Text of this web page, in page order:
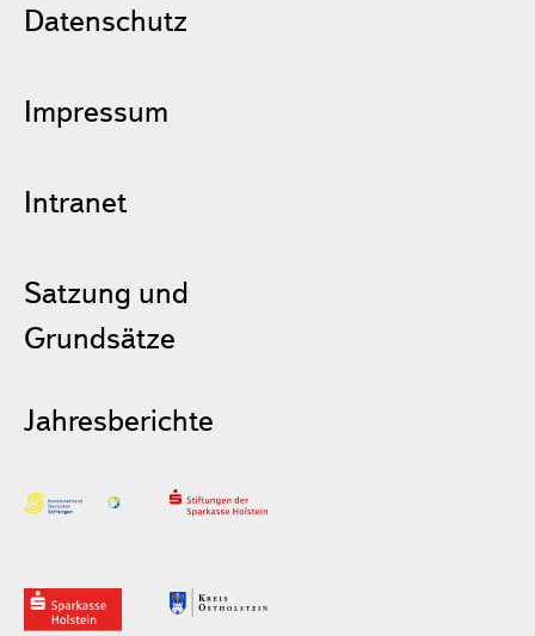
Datenschutz
Impressum
Intranet
Satzung und
Grundsätze
Jahresberichte